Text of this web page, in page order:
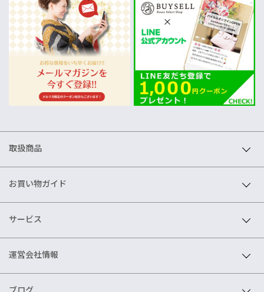
取扱商品
お買い物ガイド
サービス
運営会社情報